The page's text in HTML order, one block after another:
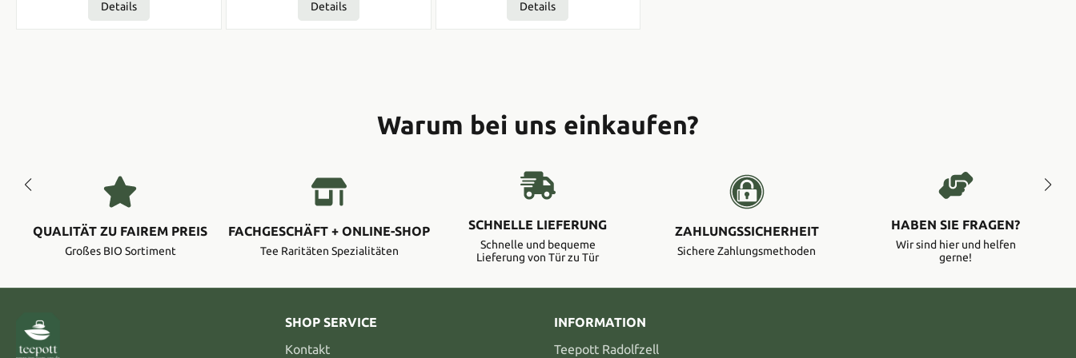
Details Details Details
Warum bei uns einkaufen?
QUALITÄT ZU FAIREM PREIS
Großes BIO Sortiment
FACHGESCHÄFT + ONLINE-SHOP
Tee Raritäten Spezialitäten
SCHNELLE LIEFERUNG
Schnelle und bequeme
Lieferung von Tür zu Tür
ZAHLUNGSSICHERHEIT
Sichere Zahlungsmethoden
HABEN SIE FRAGEN?
Wir sind hier und helfen
gerne!
SHOP SERVICE
Kontakt
INFORMATION
Teepott Radolfzell